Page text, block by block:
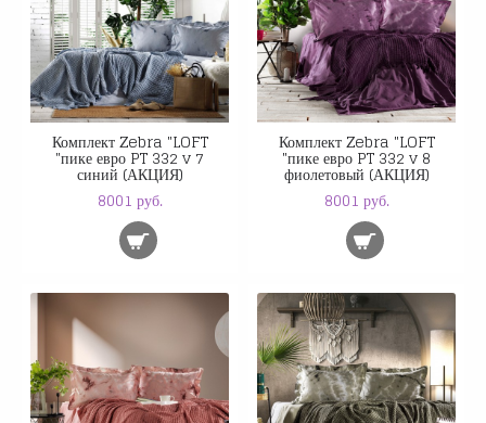
Комплект Zebra "LOFT
"пике евро PT 332 v 7
синий (АКЦИЯ)
8001 руб.
Комплект Zebra "LOFT
"пике евро PT 332 v 8
фиолетовый (АКЦИЯ)
8001 руб.